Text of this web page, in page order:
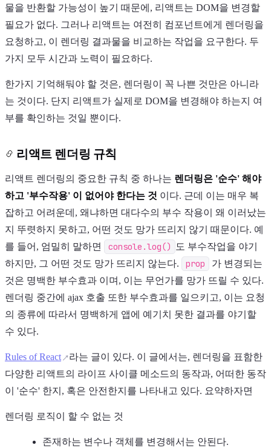
물을 반환할 가능성이 높기 때문에, 리액트는 DOM을 변경할
필요가 없다. 그러나 리액트는 여전히 컴포넌트에게 렌더링을
요청하고, 이 렌더링 결과물을 비교하는 작업을 요구한다. 두
가지 모두 시간과 노력이 필요하다.
한가지 기억해둬야 할 것은, 렌더링이 꼭 나쁜 것만은 아니라
는 것이다. 단지 리액트가 실제로 DOM을 변경해야 하는지 여
부를 확인하는 것일 뿐이다.
리액트 렌더링 규칙
리액트 렌더링의 중요한 규칙 중 하나는 렌더링은 '순수' 해야
하고 '부수작용' 이 없어야 한다는 것 이다. 근데 이는 매우 복
잡하고 어려운데, 왜냐하면 대다수의 부수 작용이 왜 이러났는
지 뚜렷하지 못하고, 어떤 것도 망가 뜨리지 않기 때문이다. 예
를 들어, 엄밀히 말하면
console.log()
도 부수작업을 야기
하지만, 그 어떤 것도 망가 뜨리지 않는다.
prop
가 변경되는
것은 명백한 부수효과 이며, 이는 무언가를 망가 뜨릴 수 있다.
렌더링 중간에 ajax 호출 또한 부수효과를 일으키고, 이는 요청
의 종류에 따라서 명백하게 앱에 예기치 못한 결과를 야기할
수 있다.
Rules of React
라는 글이 있다. 이 글에서는, 렌더링을 표함한
다양한 리액트의 라이프 사이클 메소드의 동작과, 어떠한 동작
이 '순수' 한지, 혹은 안전한지를 나타내고 있다. 요약하자면
렌더링 로직이 할 수 없는 것
존재하는 변수나 객체를 변경해서는 안된다.